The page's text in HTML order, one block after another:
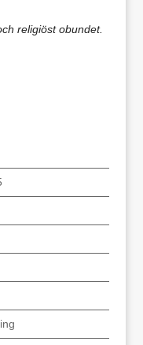
religiöst obundet.